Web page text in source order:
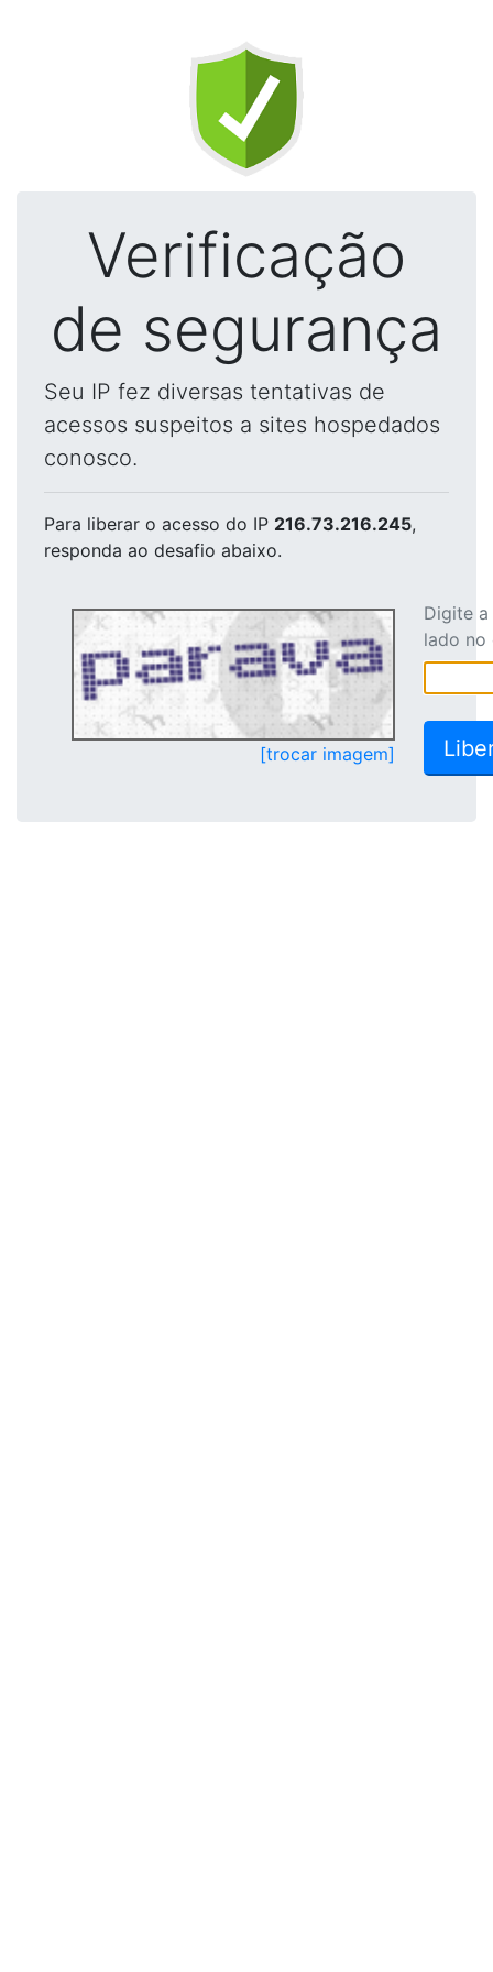
Verificação
de segurança
Seu IP fez diversas tentativas de
acessos suspeitos a sites hospedados
conosco.
Para liberar o acesso do IP 216.73.216.245,
responda ao desafio abaixo.
[trocar imagem]
Digite
lado no